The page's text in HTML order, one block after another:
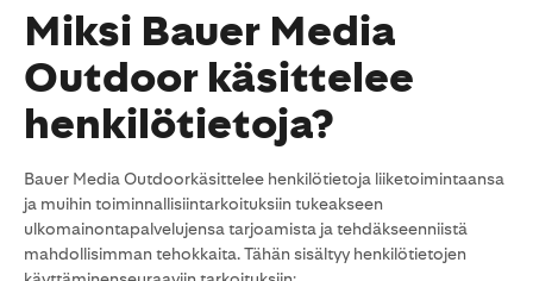
Miksi Bauer Media
Outdoor käsittelee
henkilötietoja?
Bauer Media Outdoorkäsittelee henkilötietoja liiketoimintaansa
ja muihin toiminnallisiintarkoituksiin tukeakseen
ulkomainontapalvelujensa tarjoamista ja tehdäkseenniistä
mahdollisimman tehokkaita. Tähän sisältyy henkilötietojen